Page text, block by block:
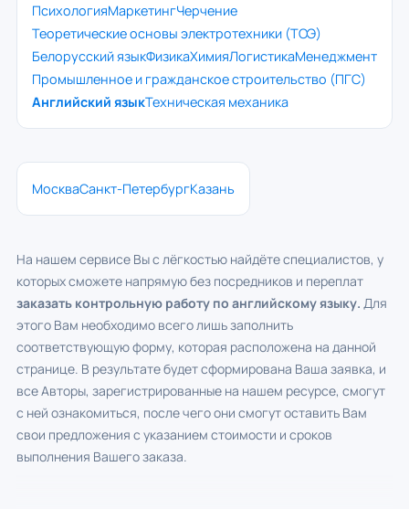
ПсихологияМаркетингЧерчение
Теоретические основы электротехники (ТОЭ)
Белорусский языкФизикаХимияЛогистикаМенеджмент
Промышленное и гражданское строительство (ПГС)
Английский языкТехническая механика
МоскваСанкт-ПетербургКазань
На нашем сервисе Вы с лёгкостью найдёте специалистов, у
которых сможете напрямую без посредников и переплат
заказать контрольную работу по английскому языку. Для
этого Вам необходимо всего лишь заполнить
соответствующую форму, которая расположена на данной
странице. В результате будет сформирована Ваша заявка, и
все Авторы, зарегистрированные на нашем ресурсе, смогут
с ней ознакомиться, после чего они смогут оставить Вам
свои предложения с указанием стоимости и сроков
выполнения Вашего заказа.